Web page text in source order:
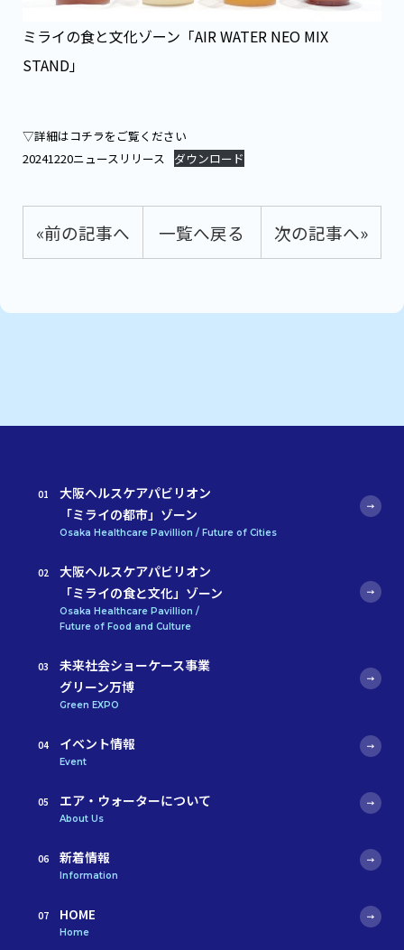
ミライの食と文化ゾーン「AIR WATER NEO MIX
STAND」
▽詳細はコチラをご覧ください
20241220ニュースリリース
ダウンロード
«前の記事へ 次の記事へ»
一覧へ戻る
大阪ヘルスケアパビリオン
「ミライの都市」ゾーン
Osaka Healthcare Pavillion / Future of Cities
大阪ヘルスケアパビリオン
「ミライの食と文化」ゾーン
Osaka Healthcare Pavillion /
Future of Food and Culture
未来社会ショーケース事業
グリーン万博
Green EXPO
イベント情報
Event
エア・ウォーターについて
About Us
新着情報
Information
HOME
Home